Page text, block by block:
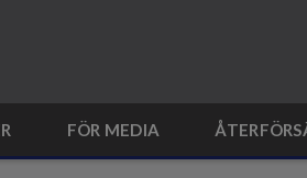
FÖR MEDIA